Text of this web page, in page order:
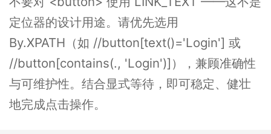
定位器的设计用途。请优先选用
By.XPATH（如 //button[text()='Login'] 或
//button[contains(., 'Login')]），兼顾准确性
与可维护性。结合显式等待，即可稳定、健壮
地完成点击操作。